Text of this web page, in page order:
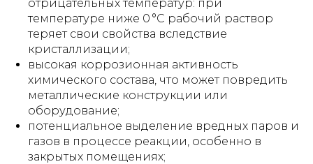
отрицательных температур: при
температуре ниже 0 °C рабочий раствор
теряет свои свойства вследствие
кристаллизации;
высокая коррозионная активность
химического состава, что может повредить
металлические конструкции или
оборудование;
потенциальное выделение вредных паров и
газов в процессе реакции, особенно в
закрытых помещениях;